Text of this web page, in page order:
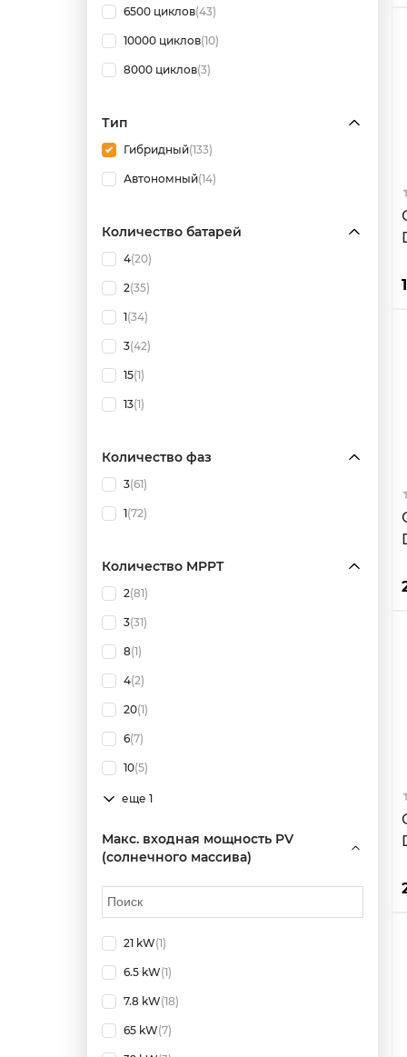
6500 циклов(43)
10000 циклов(10)
8000 циклов(3)
Тип
Гибридный(133)
Автономный(14)
Количество батарей
4(20)
2(35)
1(34)
3(42)
15(1)
13(1)
Количество фаз
3(61)
1(72)
Количество MPPT
2(81)
3(31)
8(1)
4(2)
20(1)
6(7)
10(5)
еще 1
Макс. входная мощность PV
(солнечного массива)
21 kW(1)
6.5 kW(1)
7.8 kW(18)
65 kW(7)